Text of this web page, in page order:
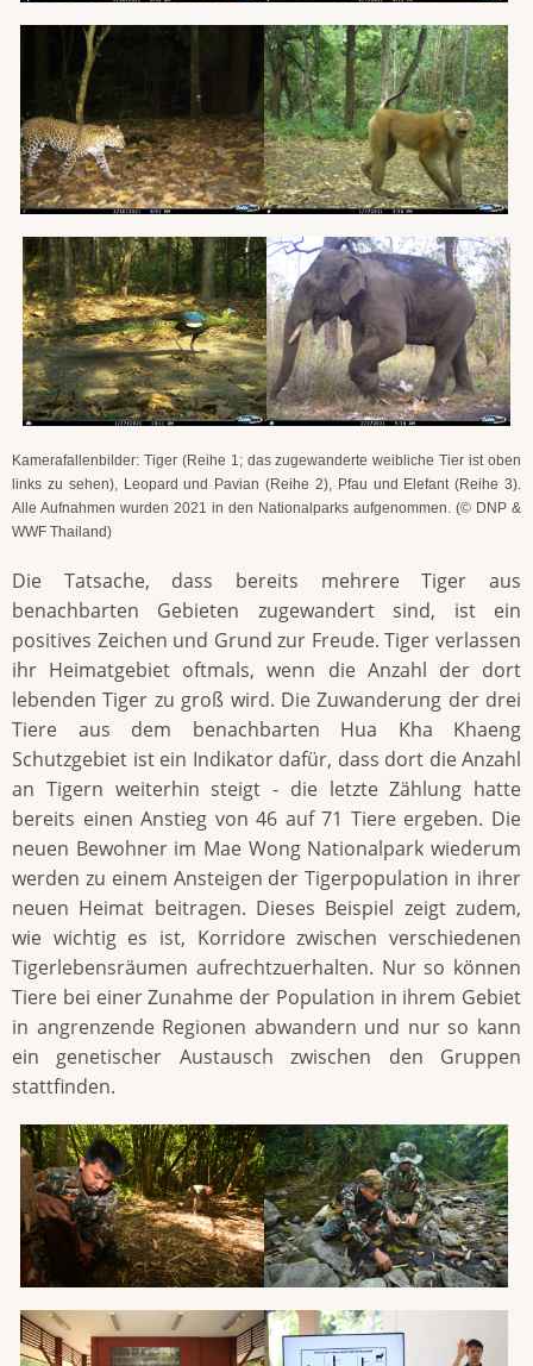
Kamerafallenbilder: Tiger (Reihe 1; das zugewanderte weibliche Tier ist oben
links zu sehen), Leopard und Pavian (Reihe 2), Pfau und Elefant (Reihe 3).
Alle Aufnahmen wurden 2021 in den Nationalparks aufgenommen. (© DNP &
WWF Thailand)
Die Tatsache, dass bereits mehrere Tiger aus
benachbarten Gebieten zugewandert sind, ist ein
positives Zeichen und Grund zur Freude. Tiger verlassen
ihr Heimatgebiet oftmals, wenn die Anzahl der dort
lebenden Tiger zu groß wird. Die Zuwanderung der drei
Tiere aus dem benachbarten Hua Kha Khaeng
Schutzgebiet ist ein Indikator dafür, dass dort die Anzahl
an Tigern weiterhin steigt - die letzte Zählung hatte
bereits einen Anstieg von 46 auf 71 Tiere ergeben. Die
neuen Bewohner im Mae Wong Nationalpark wiederum
werden zu einem Ansteigen der Tigerpopulation in ihrer
neuen Heimat beitragen. Dieses Beispiel zeigt zudem,
wie wichtig es ist, Korridore zwischen verschiedenen
Tigerlebensräumen aufrechtzuerhalten. Nur so können
Tiere bei einer Zunahme der Population in ihrem Gebiet
in angrenzende Regionen abwandern und nur so kann
ein genetischer Austausch zwischen den Gruppen
stattfinden.